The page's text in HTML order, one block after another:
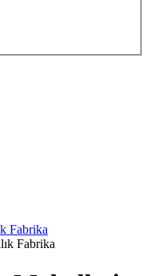
Fabrika
Fabrika